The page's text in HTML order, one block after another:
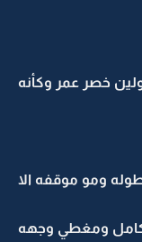
خصر عمر وكأنه
ومو موقفه الا
ومغطي وجهه